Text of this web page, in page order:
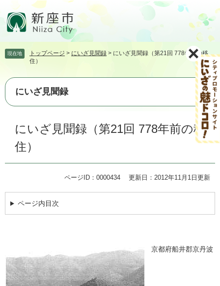
頭
す。
飛
て
本
現在地 トップページ > にいざ見聞録 > にいざ見聞録（第21回 778年前の移
住）
にいざ見聞録
にいざ見聞録（第21回 778年前の移
住）
ページID：0000434 更新日：2012年11月1日更新
ページ内目次
京都府船井郡京丹波